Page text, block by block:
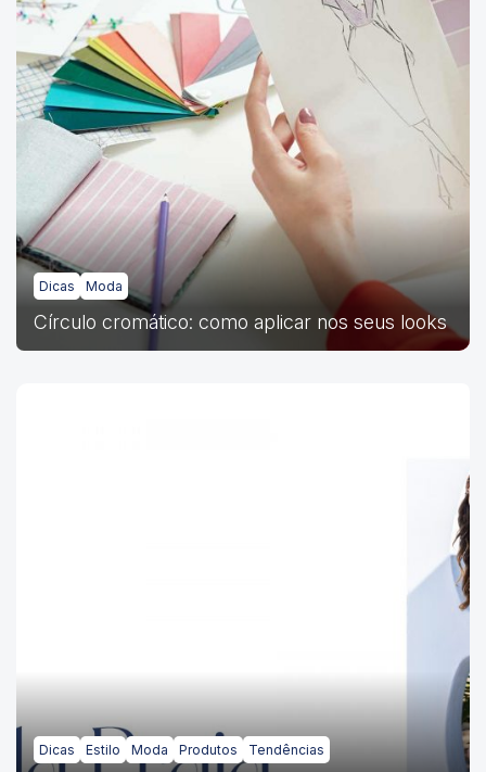
Dicas Moda
Círculo cromático: como aplicar nos seus looks
Dicas Estilo Moda Produtos Tendências